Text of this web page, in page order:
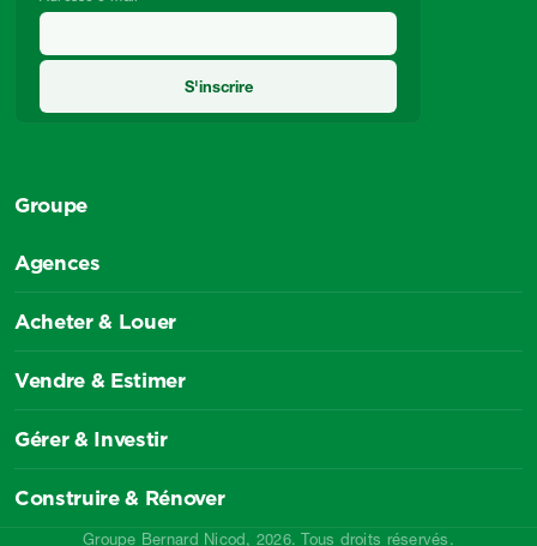
Groupe
Agences
Acheter & Louer
Vendre & Estimer
Gérer & Investir
Construire & Rénover
Groupe Bernard Nicod, 2026. Tous droits réservés.